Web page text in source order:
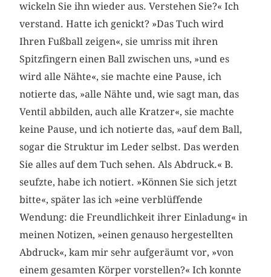
wickeln Sie ihn wieder aus. Verstehen Sie?« Ich
verstand. Hatte ich genickt? »Das Tuch wird
Ihren Fußball zeigen«, sie umriss mit ihren
Spitzfingern einen Ball zwischen uns, »und es
wird alle Nähte«, sie machte eine Pause, ich
notierte das, »alle Nähte und, wie sagt man, das
Ventil abbilden, auch alle Kratzer«, sie machte
keine Pause, und ich notierte das, »auf dem Ball,
sogar die Struktur im Leder selbst. Das werden
Sie alles auf dem Tuch sehen. Als Abdruck.« B.
seufzte, habe ich notiert. »Können Sie sich jetzt
bitte«, später las ich »eine verblüffende
Wendung: die Freundlichkeit ihrer Einladung« in
meinen Notizen, »einen genauso hergestellten
Abdruck«, kam mir sehr aufgeräumt vor, »von
einem gesamten Körper vorstellen?« Ich konnte